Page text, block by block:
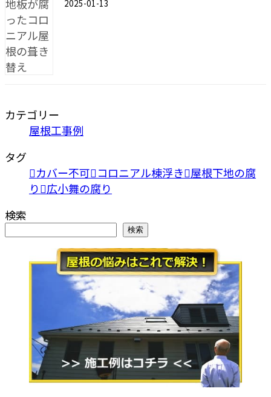
2025-01-13
カテゴリー
屋根工事例
タグ
カバー不可 コロニアル棟浮き 屋根下地の腐
り 広小舞の腐り
検索
検索